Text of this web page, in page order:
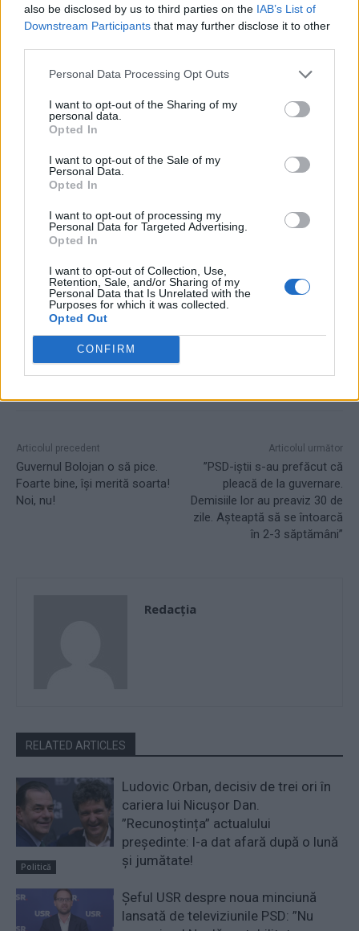
also be disclosed by us to third parties on the IAB’s List of
Downstream Participants that may further disclose it to other
Personal Data Processing Opt Outs
I want to opt-out of the Sharing of my
personal data.
Opted In
I want to opt-out of the Sale of my
Personal Data.
Opted In
I want to opt-out of processing my
Personal Data for Targeted Advertising.
Opted In
I want to opt-out of Collection, Use,
Retention, Sale, and/or Sharing of my
Personal Data that Is Unrelated with the
Purposes for which it was collected.
Opted Out
CONFIRM
CRISTIAN HUBALI:Gândirea de tomberon a
”gugulanului” Grindeanu
aur gheorghe piperea PSD
Articolul precedent
Guvernul Bolojan o să pice.
Foarte bine, își merită soarta!
Noi, nu!
Articolul următor
”PSD-iștii s-au prefăcut că
pleacă de la guvernare.
Demisiile lor au preaviz 30 de
zile. Așteaptă să se întoarcă
în 2-3 săptămâni”
Redacţia
RELATED ARTICLES
Politică
Ludovic Orban, decisiv de trei ori în
cariera lui Nicușor Dan.
”Recunoștința” actualului
președinte: l-a dat afară după o lună
și jumătate!
Șeful USR despre noua minciună
lansată de televiziunile PSD: ”Nu